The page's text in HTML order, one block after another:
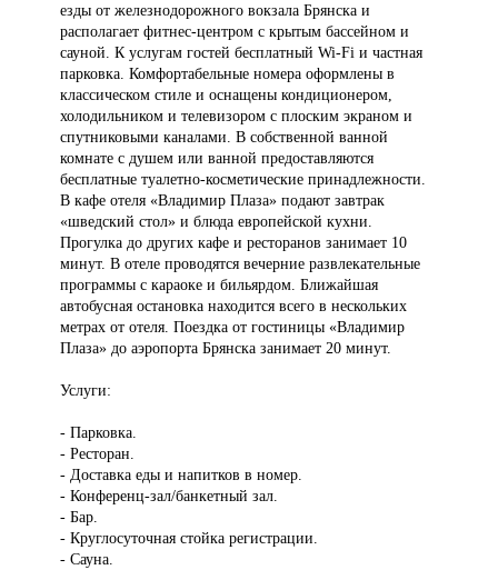
езды от железнодорожного вокзала Брянска и
располагает фитнес-центром с крытым бассейном и
сауной. К услугам гостей бесплатный Wi-Fi и частная
парковка. Комфортабельные номера оформлены в
классическом стиле и оснащены кондиционером,
холодильником и телевизором с плоским экраном и
спутниковыми каналами. В собственной ванной
комнате с душем или ванной предоставляются
бесплатные туалетно-косметические принадлежности.
В кафе отеля «Владимир Плаза» подают завтрак
«шведский стол» и блюда европейской кухни.
Прогулка до других кафе и ресторанов занимает 10
минут. В отеле проводятся вечерние развлекательные
программы с караоке и бильярдом. Ближайшая
автобусная остановка находится всего в нескольких
метрах от отеля. Поездка от гостиницы «Владимир
Плаза» до аэропорта Брянска занимает 20 минут.
Услуги:
- Парковка.
- Ресторан.
- Доставка еды и напитков в номер.
- Конференц-зал/банкетный зал.
- Бар.
- Круглосуточная стойка регистрации.
- Сауна.